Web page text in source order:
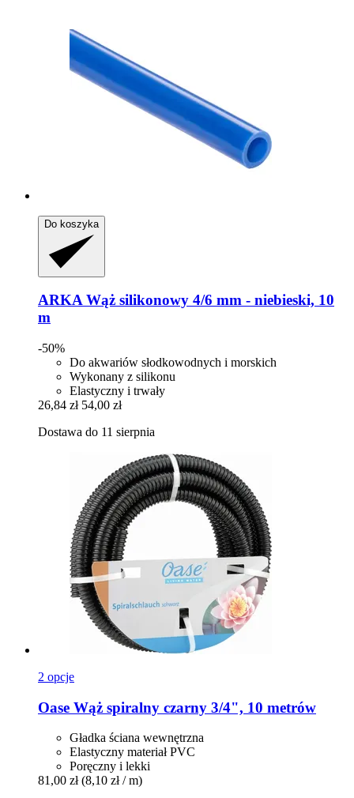
Do koszyka
ARKAWąż silikonowy 4/6 mm -​ niebieski, 10
m
-50%
Do akwariów słodkowodnych i morskich
Wykonany z silikonu
Elastyczny i trwały
26,84 zł 54,00 zł
Dostawa do 11 sierpnia
2 opcje
Oase Wąż spiralny czarny 3/4", 10 metrów
Gładka ściana wewnętrzna
Elastyczny materiał PVC
Poręczny i lekki
81,00 zł (8,10 zł / m)